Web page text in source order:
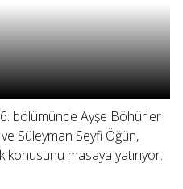
bölümünde Ayşe Böhürler
Süleyman Seyfi Öğün,
masaya yatırıyor.